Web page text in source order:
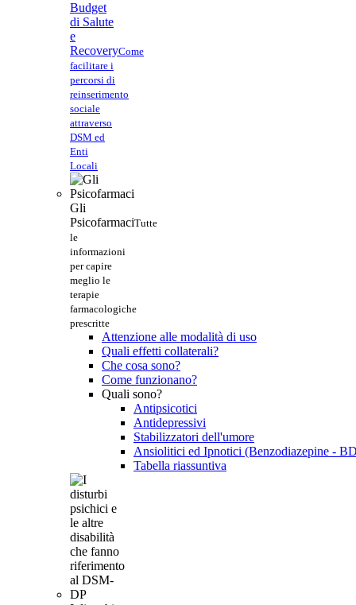
Budget
di Salute
e
RecoveryCome
facilitare i
percorsi di
reinserimento
sociale
attraverso
DSM ed
Enti
Locali
Gli
PsicofarmaciTutte
le
informazioni
per capire
meglio le
terapie
farmacologiche
prescritte
Attenzione alle modalità di uso
Quali effetti collaterali?
Che cosa sono?
Come funzionano?
Quali sono?
Antipsicotici
Antidepressivi
Stabilizzatori dell'umore
Ansiolitici ed Ipnotici (Benzodiazepine -
Tabella riassuntiva